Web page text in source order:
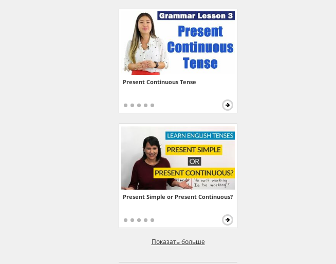
Present Continuous Tense
Present Simple or Present Continuous?
Показать больше